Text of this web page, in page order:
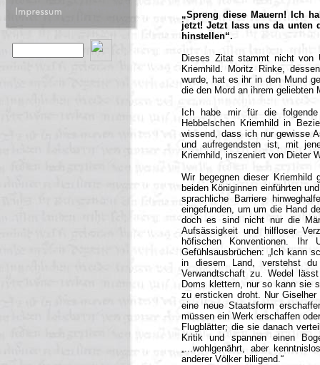
„Spreng diese Mauern! Ich
jetzt! Jetzt lass uns da unten
hinstellen“.
Dieses Zitat stammt nicht von
Kriemhild. Moritz Rinke,
wurde, hat es ihr in den Mund
die den Mord an ihrem geliebten
Ich habe mir für die
Hebbelschen Kriemhild in
wissend, dass ich nur gewisse
und aufregendsten ist, mit
Kriemhild, inszeniert von Dieter
Wir begegnen dieser
beiden Königinnen einführten
sprachliche Barriere
eingefunden, um um die Hand
doch es sind nicht nur die
Aufsässigkeit und hilfloser
höfischen Konventionen. Ihr
Gefühlsausbrüchen: „Ich kann
in diesem Land, verstehst
Verwandtschaft zu. Wedel
Doms klettern, nur so kann sie
zu ersticken droht. Nur
eine neue Staatsform
müssen ein Werk erschaffen
Flugblätter; die sie danach
Kritik und spannen einen
„...wohlgenährt, aber
anderer Völker billigend.“